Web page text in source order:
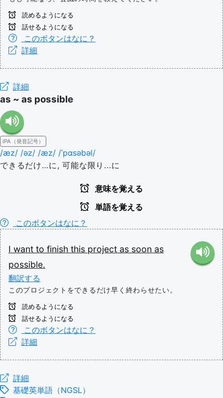
読めるようになる
話せるようになる
このボタンはなに？
詳細
詳細
as ~ as possible
IPA（発音記号）
/æz/ /əz/ /æz/ /ˈpɑsəbəl/
できるだけ…に, 可能な限り...に
意味を覚える
単語を覚える
このボタンはなに？
I want to finish this project as soon as
possible.
翻訳する
このプロジェクトをできるだけ早く終わらせたい。
読めるようになる
話せるようになる
このボタンはなに？
詳細
詳細
基礎英単語（NGSL）